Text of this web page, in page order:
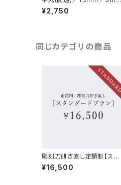
／4.5mm／6mm／7.5mm
／9mm／10.5mm／12mm
¥2,750
同じカテゴリの商品
彫刻刀研ぎ直し定額制【スタ
ンダードプラン】
¥16,500